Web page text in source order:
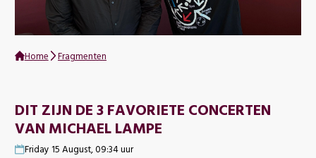
Home Fragmenten
DIT ZIJN DE 3 FAVORIETE CONCERTEN
VAN MICHAEL LAMPE
Friday 15 August, 09:34 uur